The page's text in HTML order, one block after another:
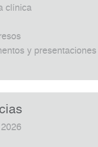
clínica
y presentaciones